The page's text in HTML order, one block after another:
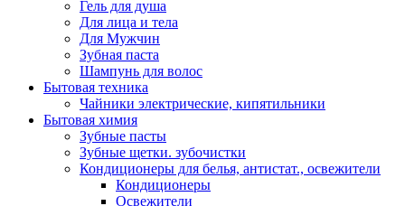
Гель для душа
Для лица и тела
Для Мужчин
Зубная паста
Шампунь для волос
Бытовая техника
Чайники электрические, кипятильники
Бытовая химия
Зубные пасты
Зубные щетки. зубочистки
Кондиционеры для белья, антистат., освежители
Кондиционеры
Освежители